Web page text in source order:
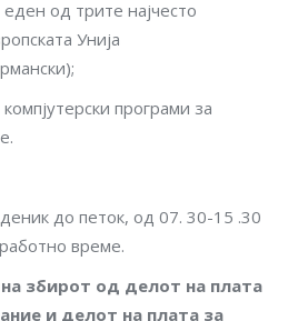
од трите најчесто
Унија
програми за
до петок, од 07. 30-15 .30
време.
збирот од делот на плата
и делот на плата за